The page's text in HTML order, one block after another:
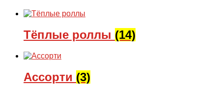
Тёплые роллы (14)
Ассорти (3)